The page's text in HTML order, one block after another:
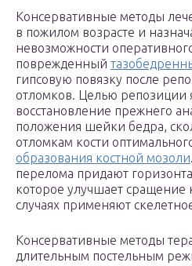
Консервативные методы
в пожилом возрасте и
невозможности
поврежденный
гипсовую повязку после
отломков. Целью репозиции
восстановление прежнего
положения шейки бедра,
отломкам кости
образования костной мозоли
перелома придают
которое улучшает сращение
случаях применяют
Консервативные методы
длительным постельным